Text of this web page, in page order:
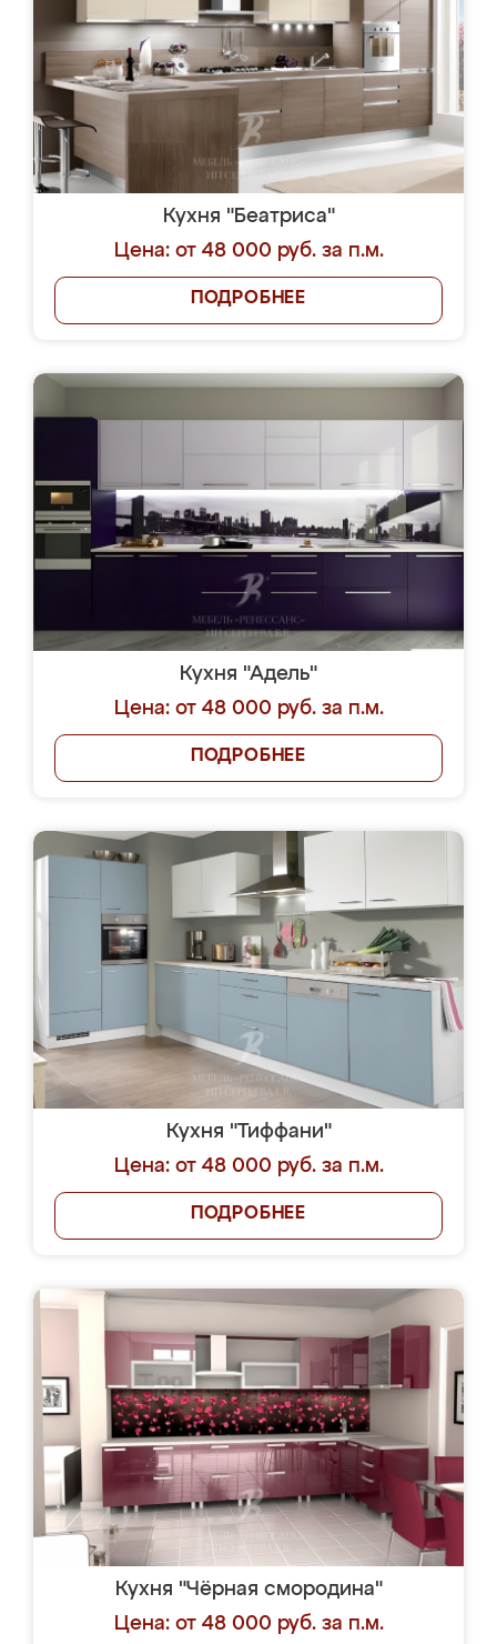
Кухня "Беатриса"
Цена: от 48 000 руб. за п.м.
ПОДРОБНЕЕ
Кухня "Адель"
Цена: от 48 000 руб. за п.м.
ПОДРОБНЕЕ
Кухня "Тиффани"
Цена: от 48 000 руб. за п.м.
ПОДРОБНЕЕ
Кухня "Чёрная смородина"
Цена: от 48 000 руб. за п.м.